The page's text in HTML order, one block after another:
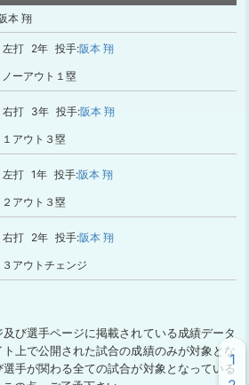
本 翔
左打 2年 投手:阪本 翔
ノーアウト１塁
右打 3年 投手:阪本 翔
１アウト３塁
左打 1年 投手:阪本 翔
２アウト３塁
右打 2年 投手:阪本 翔
３アウトチェンジ
び選手ページに掲載されている成績データ
上で公開された試合の成績のみが対象とな
手が関わる全ての試合が対象となっている
1